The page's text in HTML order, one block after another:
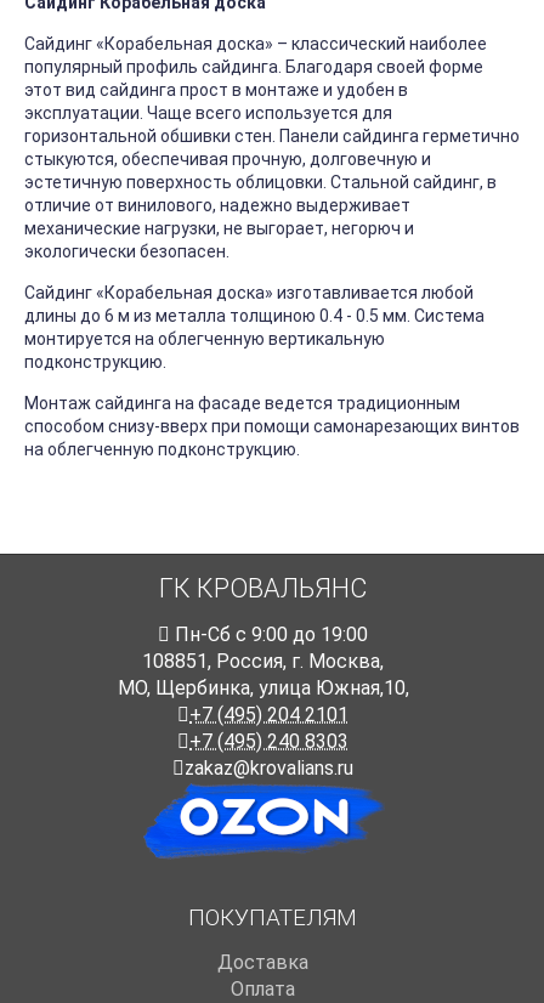
Сайдинг «Корабельная доска» – классический наиболее
популярный профиль сайдинга. Благодаря своей форме
этот вид сайдинга прост в монтаже и удобен в
эксплуатации. Чаще всего используется для
горизонтальной обшивки стен. Панели сайдинга герметично
стыкуются, обеспечивая прочную, долговечную и
эстетичную поверхность облицовки. Стальной сайдинг, в
отличие от винилового, надежно выдерживает
механические нагрузки, не выгорает, негорюч и
экологически безопасен.
Сайдинг «Корабельная доска» изготавливается любой
длины до 6 м из металла толщиною 0.4 - 0.5 мм. Система
монтируется на облегченную вертикальную
подконструкцию.
Монтаж сайдинга на фасаде ведется традиционным
способом снизу-вверх при помощи самонарезающих винтов
на облегченную подконструкцию.
ГК КРОВАЛЬЯНС
Пн-Cб с 9:00 до 19:00
108851, Россия, г. Москва,
МО, Щербинка, улица Южная,10,
+7 (495) 204 2101
+7 (495) 240 8303
zakaz@krovalians.ru
ПОКУПАТЕЛЯМ
Доставка
Оплата